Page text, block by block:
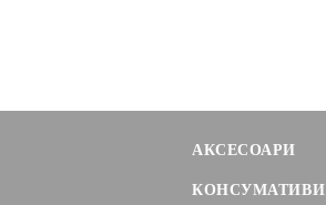
АКСЕСОАРИ
КОНСУМАТИВИ